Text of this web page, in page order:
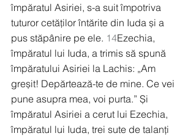
împăratul Asiriei, s-a suit împotriva
tuturor cetăților întărite din Iuda și a
pus stăpânire pe ele. 14Ezechia,
împăratul lui Iuda, a trimis să spună
împăratului Asiriei la Lachis: „Am
greșit! Depărtează-te de mine. Ce vei
pune asupra mea, voi purta.” Și
împăratul Asiriei a cerut lui Ezechia,
împăratul lui Iuda, trei sute de talanți